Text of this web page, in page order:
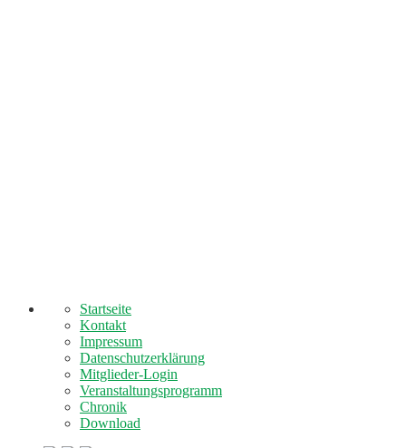
Startseite
Kontakt
Impressum
Datenschutzerklärung
Mitglieder-Login
Veranstaltungsprogramm
Chronik
Download